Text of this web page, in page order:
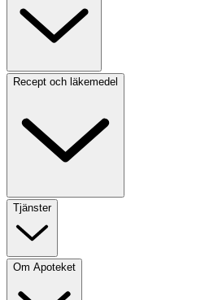
Recept och läkemedel
Tjänster
Om Apoteket